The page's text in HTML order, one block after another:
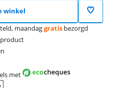
winkel
maandaggratis bezorgd
met